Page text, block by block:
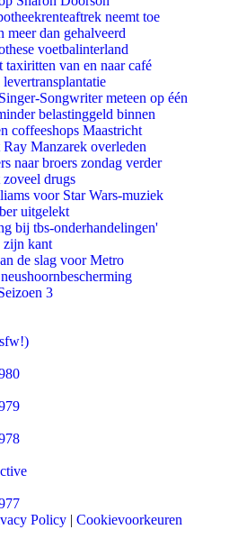
neemt toe
meer dan gehalveerd
voetbalinterland
taxiritten van en naar café
Songwriter meteen op één
belastinggeld binnen
coffeeshops Maastricht
Manzarek overleden
naar broers zondag verder
drugs
voor Star Wars-muziek
uitgelekt
bij tbs-onderhandelingen'
zijn kant
de slag voor Metro
3
Policy | Cookievoorkeuren